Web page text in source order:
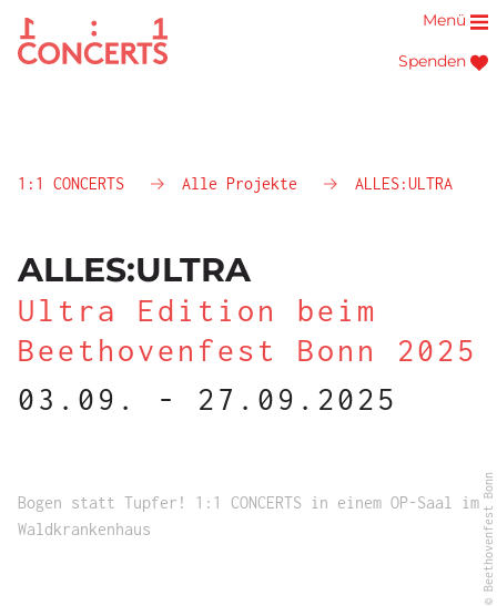
Spenden
Menü
1:1 CONCERTS Alle Projekte ALLES:ULTRA
ALLES:ULTRA
Ultra Edition beim
Beethovenfest Bonn 2025
03.09. - 27.09.2025
Bogen statt Tupfer! 1:1 CONCERTS in einem OP-Saal im
Waldkrankenhaus
© Beethovenfest Bonn